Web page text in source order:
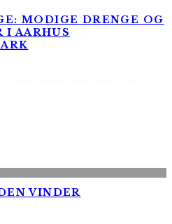
MODIGE DRENGE OG
I AARHUS
VINDER